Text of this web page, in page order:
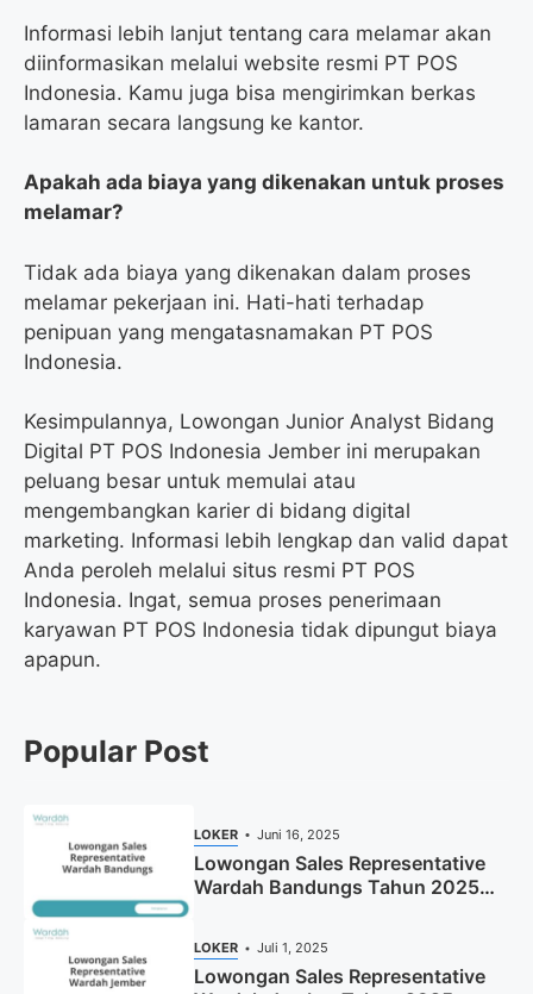
Informasi lebih lanjut tentang cara melamar akan
diinformasikan melalui website resmi PT POS
Indonesia. Kamu juga bisa mengirimkan berkas
lamaran secara langsung ke kantor.
Apakah ada biaya yang dikenakan untuk proses
melamar?
Tidak ada biaya yang dikenakan dalam proses
melamar pekerjaan ini. Hati-hati terhadap
penipuan yang mengatasnamakan PT POS
Indonesia.
Kesimpulannya, Lowongan Junior Analyst Bidang
Digital PT POS Indonesia Jember ini merupakan
peluang besar untuk memulai atau
mengembangkan karier di bidang digital
marketing. Informasi lebih lengkap dan valid dapat
Anda peroleh melalui situs resmi PT POS
Indonesia. Ingat, semua proses penerimaan
karyawan PT POS Indonesia tidak dipungut biaya
apapun.
Popular Post
LOKER Juni 16, 2025
Lowongan Sales Representative
Wardah Bandungs Tahun 2025
LOKER Juli 1, 2025
Lowongan Sales Representative